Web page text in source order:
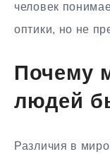
человек
оптики, но не
Почему
людей
Различия в